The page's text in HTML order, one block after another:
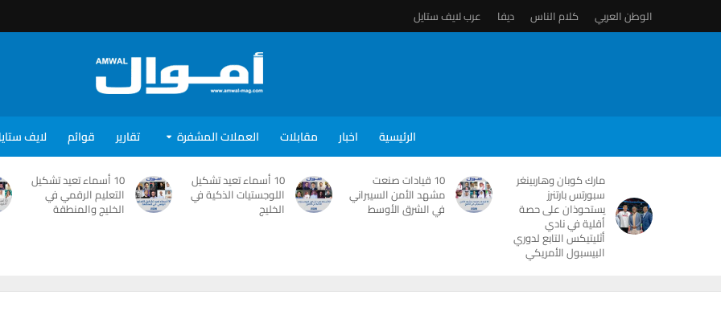
الوطن العربي كلام الناس ديفا عرب لايف ستايل
الرئيسية اخبار مقابلات العملات المشفرة تقارير قوائم لايف
مارك كوبان وهاربينغر
سبورتس بارتنرز
يستحوذان على حصة
أقلية في نادي
أثليتيكس التابع لدوري
البيسبول الأمريكي
10 قيادات صنعت
مشهد الأمن السيبراني
في الشرق الأوسط
10 أسماء تعيد تشكيل
اللوجستيات الذكية في
الخليج
10 أسماء تعيد تشكيل
التعليم الرقمي في
الخليج والمنطقة